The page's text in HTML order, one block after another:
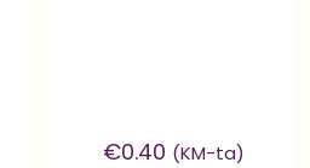
€0.40 (KM-ta)